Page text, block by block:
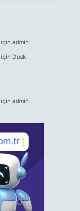
için admin
için Dusk
için admin